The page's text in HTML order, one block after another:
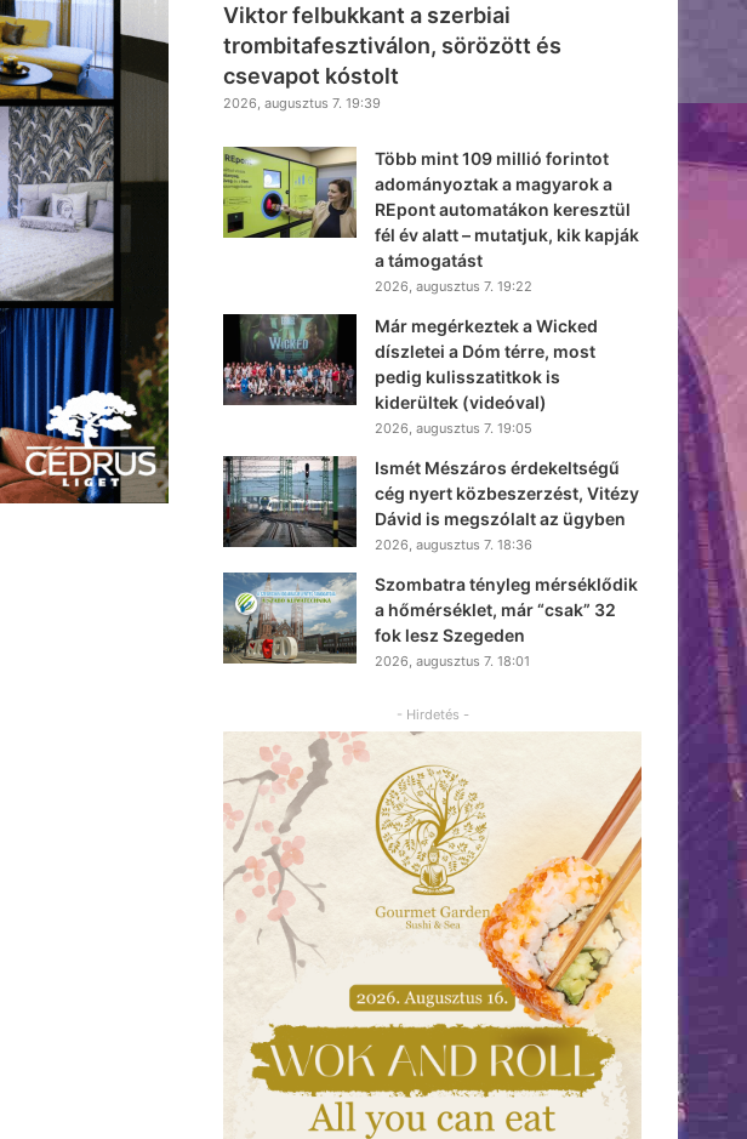
Viktor felbukkant a szerbiai
trombitafesztiválon, sörözött és
csevapot kóstolt
2026, augusztus 7. 19:39
Több mint 109 millió forintot
adományoztak a magyarok a
REpont automatákon keresztül
fél év alatt – mutatjuk, kik kapják
a támogatást
2026, augusztus 7. 19:22
Már megérkeztek a Wicked
díszletei a Dóm térre, most
pedig kulisszatitkok is
kiderültek (videóval)
2026, augusztus 7. 19:05
Ismét Mészáros érdekeltségű
cég nyert közbeszerzést, Vitézy
Dávid is megszólalt az ügyben
2026, augusztus 7. 18:36
Szombatra tényleg mérséklődik
a hőmérséklet, már “csak” 32
fok lesz Szegeden
2026, augusztus 7. 18:01
- Hirdetés -